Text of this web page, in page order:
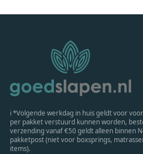
ℹ *Volgende werkdag in huis geldt voor
per pakket verstuurd kunnen worden,
verzending vanaf €50 geldt alleen binnen
pakketpost (niet voor boxsprings,
items).